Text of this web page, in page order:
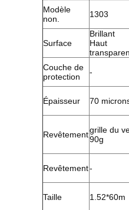
Modèle
non.
1303
Surface
Brillant
Haut
Couche de
protection
-
Épaisseur 70
Revêtementgrille du
90g
Revêtement-
Taille 1.52*60m